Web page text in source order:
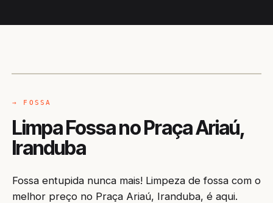
→ FOSSA
Limpa Fossa no Praça Ariaú,
Iranduba
Fossa entupida nunca mais! Limpeza de fossa com o
melhor preço no Praça Ariaú, Iranduba, é aqui.